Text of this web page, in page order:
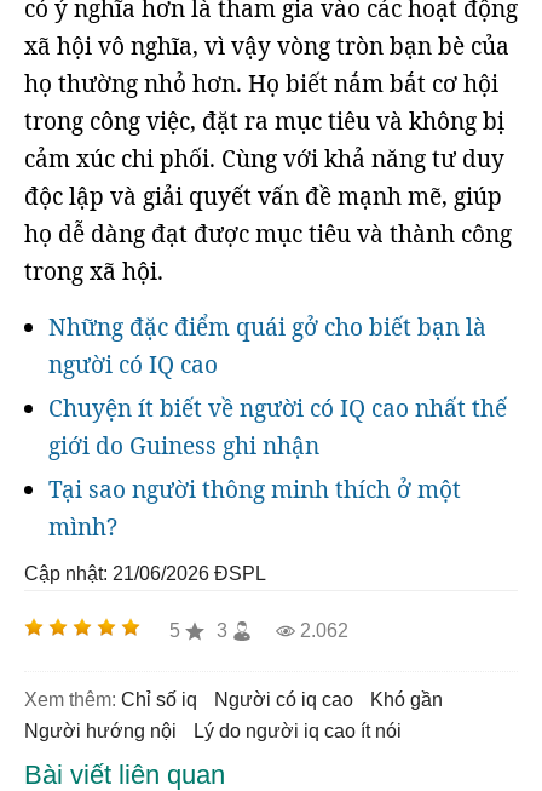
có ý nghĩa hơn là tham gia vào các hoạt động
xã hội vô nghĩa, vì vậy vòng tròn bạn bè của
họ thường nhỏ hơn. Họ biết nắm bắt cơ hội
trong công việc, đặt ra mục tiêu và không bị
cảm xúc chi phối. Cùng với khả năng tư duy
độc lập và giải quyết vấn đề mạnh mẽ, giúp
họ dễ dàng đạt được mục tiêu và thành công
trong xã hội.
Những đặc điểm quái gở cho biết bạn là
người có IQ cao
Chuyện ít biết về người có IQ cao nhất thế
giới do Guiness ghi nhận
Tại sao người thông minh thích ở một
mình?
Cập nhật: 21/06/2026 ĐSPL
5 3 2.062
Xem thêm: chỉ số iq người có iq cao
khó gần
người hướng nội
lý do người iq cao ít nói
Bài viết liên quan